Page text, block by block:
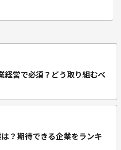
経営で必須？どう取り組むべ
？期待できる企業をランキ